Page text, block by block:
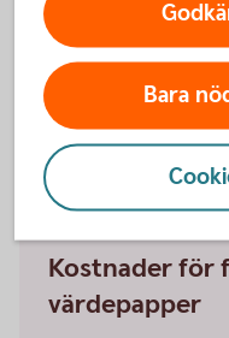
kostnaden du har
rådgivning.
Kostnader för
värdepapper
Bara